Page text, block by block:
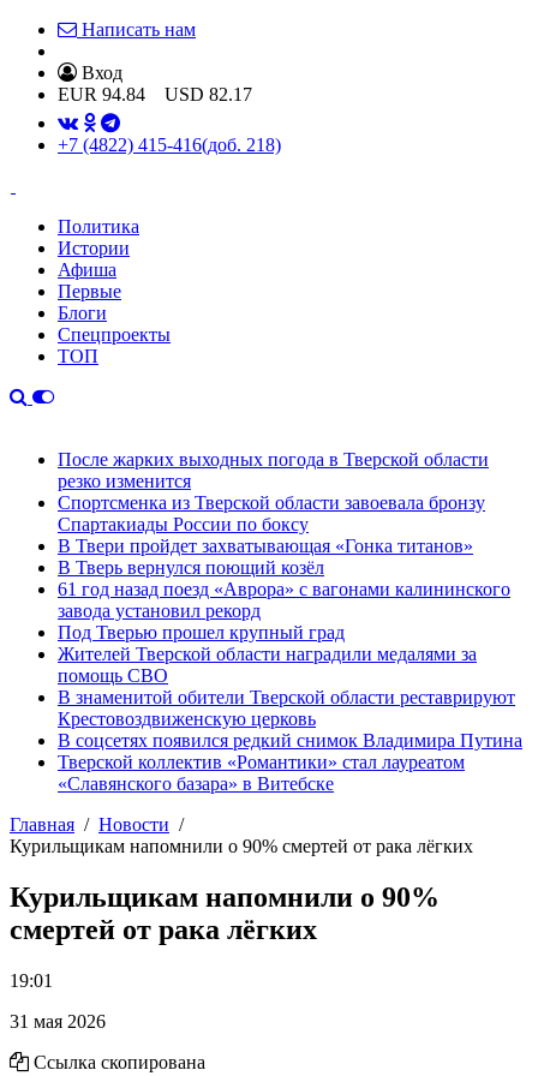
Написать нам
Вход
EUR 94.84 USD 82.17
+7 (4822) 415-416(доб. 218)
Политика
Истории
Афиша
Первые
Блоги
Спецпроекты
ТОП
После жарких выходных погода в Тверской области
резко изменится
Спортсменка из Тверской области завоевала бронзу
Спартакиады России по боксу
В Твери пройдет захватывающая «Гонка титанов»
В Тверь вернулся поющий козёл
61 год назад поезд «Аврора» с вагонами калининского
завода установил рекорд
Под Тверью прошел крупный град
Жителей Тверской области наградили медалями за
помощь СВО
В знаменитой обители Тверской области реставрируют
Крестовоздвиженскую церковь
В соцсетях появился редкий снимок Владимира Путина
Тверской коллектив «Романтики» стал лауреатом
«Славянского базара» в Витебске
Главная
Новости
Курильщикам напомнили о 90% смертей от рака лёгких
Курильщикам напомнили о 90%
смертей от рака лёгких
19:01
31 мая 2026
Ссылка скопирована